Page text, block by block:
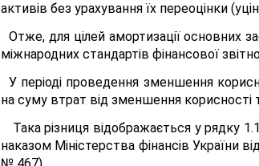
активів без урахування їх переоцінки
Отже, для цілей амортизації основних
міжнародних стандартів фінансової
У періоді проведення зменшення
на суму втрат від зменшення корисності
Така різниця відображається у рядку
наказом Міністерства фінансів України